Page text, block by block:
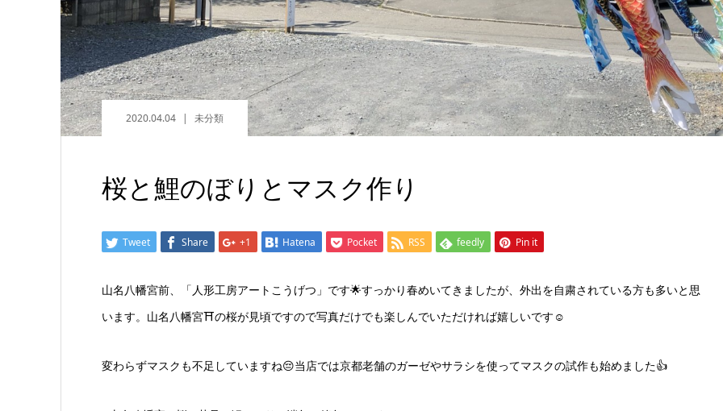
2020.04.04 未分類
桜と鯉のぼりとマスク作り
Tweet Share +1 Hatena Pocket RSS feedly Pin it
‪山名八幡宮前、「人形工房アートこうげつ」です🌟すっかり春めいてきましたが、外出を自粛されている方も多いと思
います。山名八幡宮⛩の桜が見頃ですので写真だけでも楽しんでいただければ嬉しいです☺‬
変わらずマスクも不足していますね😔当店では京都老舗のガーゼやサラシを使ってマスクの試作も始めました👍